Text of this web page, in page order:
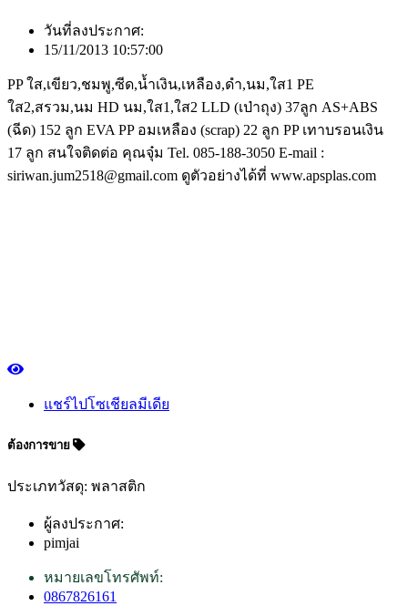
วันที่ลงประกาศ:
15/11/2013 10:57:00
PP ใส,เขียว,ชมพู,ซีด,น้ำเงิน,เหลือง,ดำ,นม,ใส1 PE
ใส2,สรวม,นม HD นม,ใส1,ใส2 LLD (เป่าถุง) 37ลูก AS+ABS
(ฉีด) 152 ลูก EVA PP อมเหลือง (scrap) 22 ลูก PP เทาบรอนเงิน
17 ลูก สนใจติดต่อ คุณจุ๋ม Tel. 085-188-3050 E-mail :
siriwan.jum2518@gmail.com ดูตัวอย่างได้ที่ www.apsplas.com
แชร์ไปโซเชียลมีเดีย
ต้องการขาย
ประเภทวัสดุ: พลาสติก
ผู้ลงประกาศ:
pimjai
หมายเลขโทรศัพท์:
0867826161